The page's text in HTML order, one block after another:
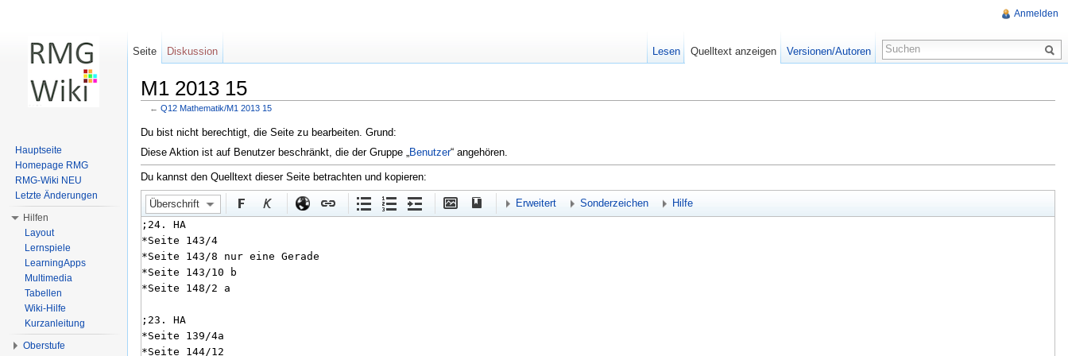
M1 2013 15
← Q12 Mathematik/M1 2013 15
Du bist nicht berechtigt, die Seite zu bearbeiten. Grund:
Diese Aktion ist auf Benutzer beschränkt, die der Gruppe „
Benutzer“ angehören.
Du kannst den Quelltext dieser Seite betrachten und kopieren:
Überschrift Erweitert Sonderzeichen Hilfe
Anmelden
Seite Diskussion Lesen Quelltext anzeigen Versionen/Autoren
Hauptseite
Homepage RMG
RMG-Wiki NEU
Letzte Änderungen
Hilfen
Layout
Lernspiele
LearningApps
Multimedia
Tabellen
Wiki-Hilfe
Kurzanleitung
Oberstufe